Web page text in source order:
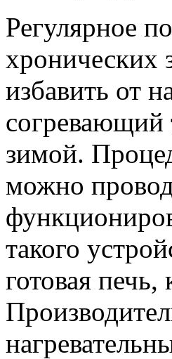
Регулярное
хронических
избавить от
согревающий
зимой.
можно
такого
готовая